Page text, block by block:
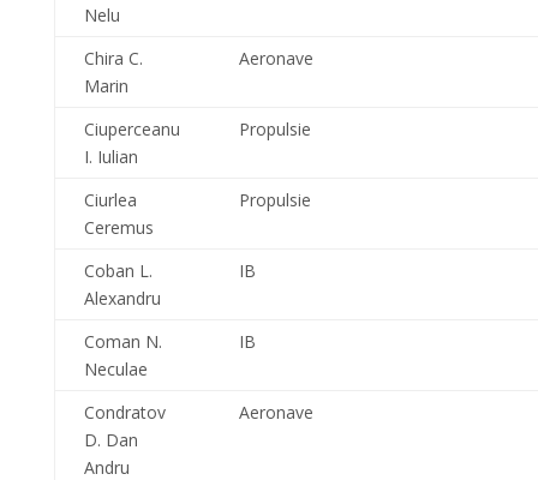
Nelu
Chira C.
Marin
Aeronave
Ciuperceanu
I. Iulian
Propulsie
Ciurlea
Ceremus
Propulsie
Coban L.
Alexandru
IB
Coman N.
Neculae
IB
Condratov
D. Dan
Andru
Aeronave